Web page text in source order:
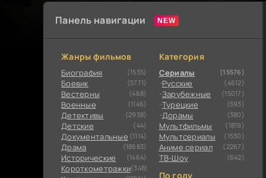
Панель навигации
Жанры фильмов
Биография (1535)
Боевик (5771)
Вестерны (468)
Военные (1146)
Детективы (2938)
Детские (44)
Документальные (1114)
Драма (18683)
Исторические (1464)
Короткометражки(348)
Категория
Сериалы (15576)
Русские (4612)
Зарубежные (15017)
Турецкие (593)
Дорамы (380)
Мультфильмы (1819)
Мультсериалы (1530)
Аниме сериал (2267)
ТВ-Шоу (642)
По году